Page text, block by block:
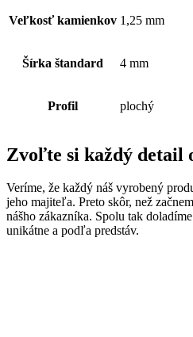
Veľkosť kamienkov 1,25 mm
Šírka štandard 4 mm
Profil plochý
Zvoľte si každý detail
Veríme, že každý náš vyrobený
jeho majiteľa. Preto skôr, než
nášho zákazníka. Spolu tak
unikátne a podľa predstáv.